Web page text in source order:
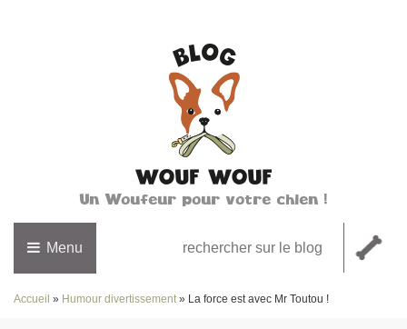
Un Woufeur pour votre chien !
Menu
Accueil » Humour divertissement » La force est avec Mr Toutou !